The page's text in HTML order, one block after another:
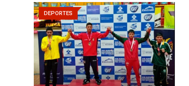
DEPORTES